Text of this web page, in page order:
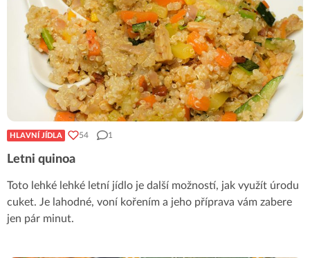
HLAVNÍ JÍDLA 54 1
Letni quinoa
Toto lehké lehké letní jídlo je další možností, jak využít úrodu
cuket. Je lahodné, voní kořením a jeho příprava vám zabere
jen pár minut.